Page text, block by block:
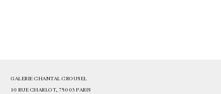
GALERIE CHANTAL CROUSEL
10 RUE CHARLOT, 75003 PARIS